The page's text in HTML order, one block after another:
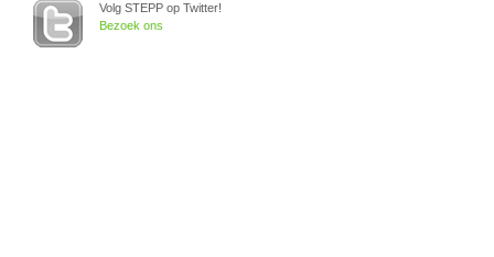
Volg STEPP op Twitter!
Bezoek ons